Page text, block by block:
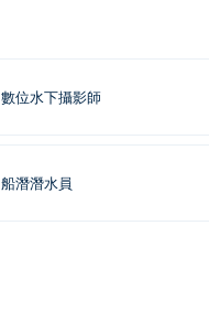
數位水下攝影師
船潛潛水員